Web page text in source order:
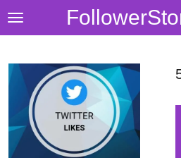
Zum
Hauptinhalt